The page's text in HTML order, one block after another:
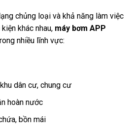
chủng loại và khả năng làm việc
khác nhau, máy bơm APP
nhiều lĩnh vực:
dân cư, chung cư
hoàn nước
bồn mái